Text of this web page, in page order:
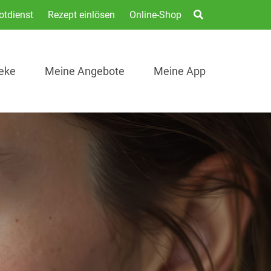
Rezept einlösen Online-Shop
Meine Angebote Meine App